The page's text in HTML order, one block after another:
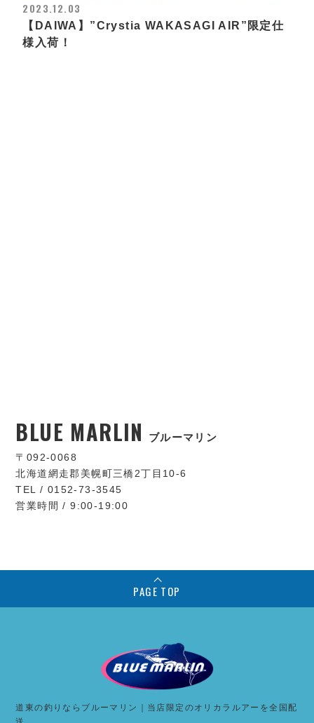
2023.12.03
【DAIWA】”Crystia WAKASAGI AIR”限定仕
様入荷！
BLUE MARLIN ブルーマリン
〒092-0068
北海道網走郡美幌町三橋2丁目10-6
TEL / 0152-73-3545
営業時間 / 9:00-19:00
PAGE TOP
道東の釣りならブルーマリン｜当店限定のオリカラルアーを全国配